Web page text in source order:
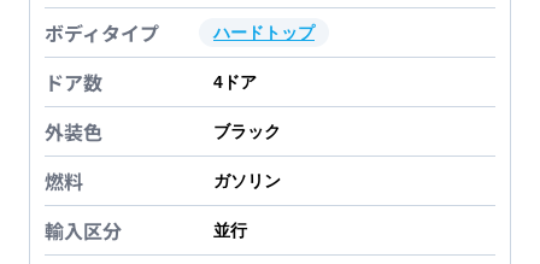
ボディタイプ ハードトップ
ドア数 4 ドア
外装色 ブラック
燃料 ガソリン
輸入区分 並行